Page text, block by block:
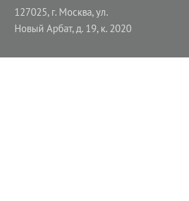
127025, г. Москва, ул.
Новый Арбат, д. 19, к. 2020